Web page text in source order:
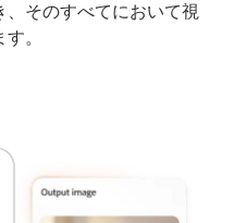
そのすべてにおいて視
。